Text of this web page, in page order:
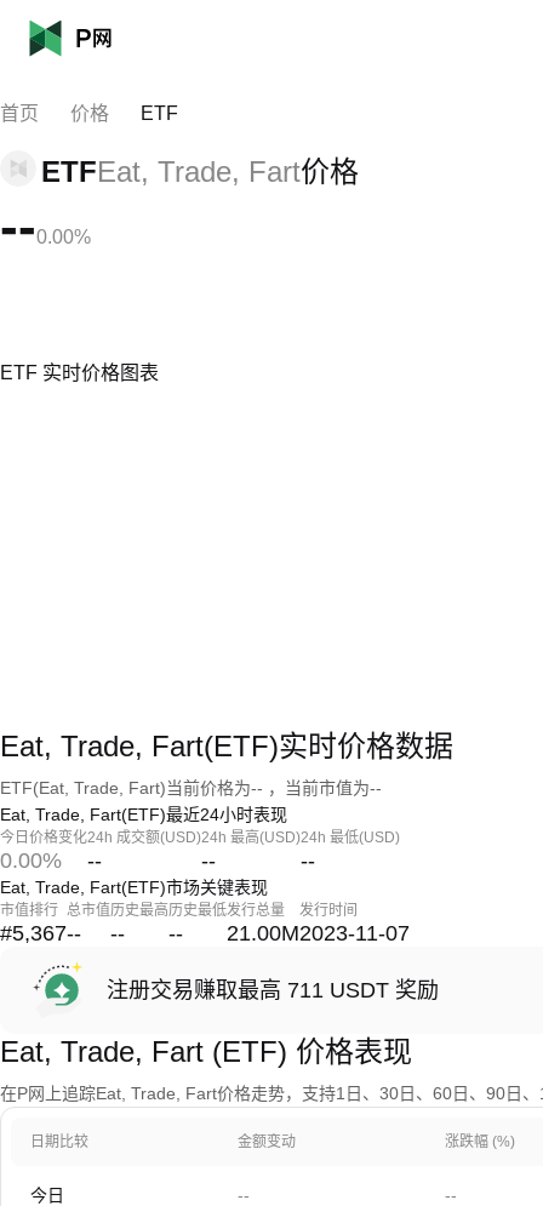
首页 价格 ETF
ETFEat, Trade, Fart价格
--0.00%
ETF 实时价格图表
Eat, Trade, Fart(ETF)实时价格数据
ETF(Eat, Trade, Fart)当前价格为-- ，当前市值为--
Eat, Trade, Fart(ETF)最近24小时表现
今日价格变化
0.00%
24h 成交额(USD)
--
24h 最高(USD)
--
24h 最低(USD)
--
Eat, Trade, Fart(ETF)市场关键表现
市值排行
#5,367
总市值
--
历史最高
--
历史最低
--
发行总量
21.00M
发行时间
2023-11-07
注册交易赚取最高 711 USDT 奖励
Eat, Trade, Fart (ETF) 价格表现
在P网上追踪Eat, Trade, Fart价格走势，支持1日、30日、60日、90日
日期比较 金额变动 涨跌幅 (%)
今日 -- --